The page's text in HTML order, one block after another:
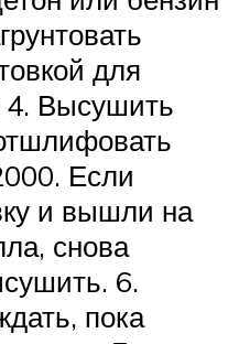
для
4. Высушить
Если
и вышли на
снова
6.
пока